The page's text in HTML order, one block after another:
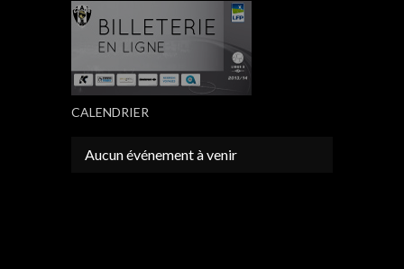
CALENDRIER
Aucun événement à venir